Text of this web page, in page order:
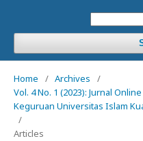
Home / Archives
/
Vol. 4 No. 1 (2023): Jurnal
Keguruan Universitas Islam
/
Articles